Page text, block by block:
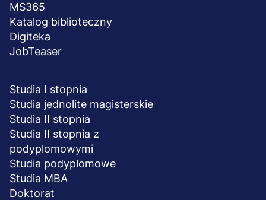
MS365
Katalog biblioteczny
Digiteka
JobTeaser
Studia I stopnia
Studia jednolite magisterskie
Studia II stopnia
Studia II stopnia z
podyplomowymi
Studia podyplomowe
Studia MBA
Doktorat